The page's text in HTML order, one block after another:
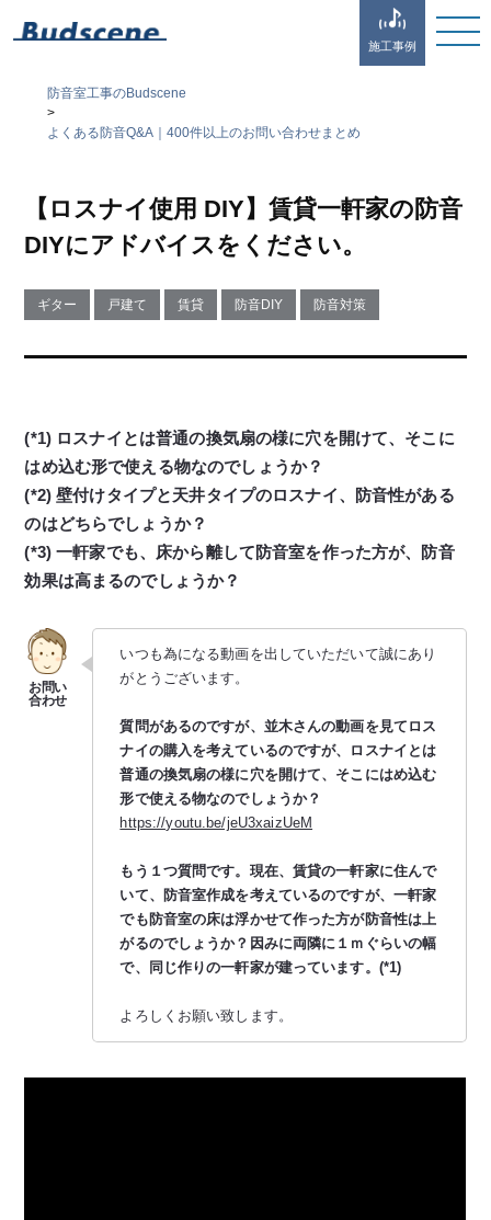
施工事例
防音室工事のBudscene
>
よくある防音Q&A｜400件以上のお問い合わせまとめ
【ロスナイ使用 DIY】賃貸一軒家の防音
DIYにアドバイスをください。
ギター 戸建て 賃貸 防音DIY 防音対策
(*1) ロスナイとは普通の換気扇の様に穴を開けて、そこに
はめ込む形で使える物なのでしょうか？
(*2) 壁付けタイプと天井タイプのロスナイ、防音性がある
のはどちらでしょうか？
(*3) 一軒家でも、床から離して防音室を作った方が、防音
効果は高まるのでしょうか？
いつも為になる動画を出していただいて誠にあり
がとうございます。
質問があるのですが、並木さんの動画を見てロス
ナイの購入を考えているのですが、ロスナイとは
普通の換気扇の様に穴を開けて、そこにはめ込む
形で使える物なのでしょうか？
https://youtu.be/jeU3xaizUeM
もう１つ質問です。現在、賃貸の一軒家に住んで
いて、防音室作成を考えているのですが、一軒家
でも防音室の床は浮かせて作った方が防音性は上
がるのでしょうか？因みに両隣に１ｍぐらいの幅
で、同じ作りの一軒家が建っています。(*1)
よろしくお願い致します。